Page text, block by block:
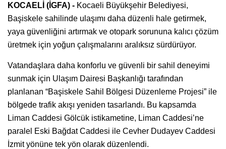
KOCAELİ (İGFA) - Kocaeli Büyükşehir Belediyesi,
Başiskele sahilinde ulaşımı daha düzenli hale getirmek,
yaya güvenliğini artırmak ve otopark sorununa kalıcı çözüm
üretmek için yoğun çalışmalarını aralıksız sürdürüyor.
Vatandaşlara daha konforlu ve güvenli bir sahil deneyimi
sunmak için Ulaşım Dairesi Başkanlığı tarafından
planlanan “Başiskele Sahil Bölgesi Düzenleme Projesi” ile
bölgede trafik akışı yeniden tasarlandı. Bu kapsamda
Liman Caddesi Gölcük istikametine, Liman Caddesi’ne
paralel Eski Bağdat Caddesi ile Cevher Dudayev Caddesi
İzmit yönüne tek yön olarak düzenlendi.